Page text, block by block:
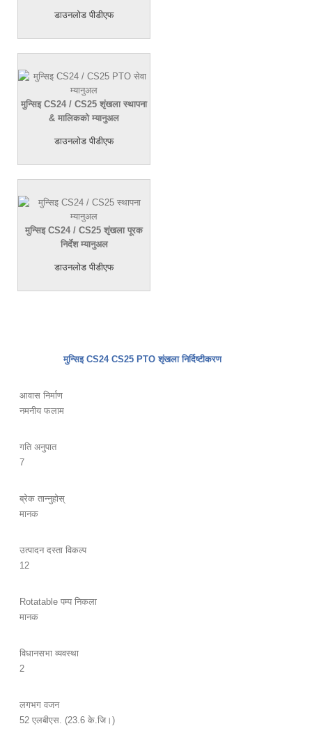
डाउनलोड पीडीएफ
मुन्सिइ CS24 / CS25 शृंखला स्थापना
& मालिकको म्यानुअल
डाउनलोड पीडीएफ
मुन्सिइ CS24 / CS25 शृंखला पूरक
निर्देश म्यानुअल
डाउनलोड पीडीएफ
मुन्सिइ CS24 CS25 PTO शृंखला निर्दिष्टीकरण
आवास निर्माण
नमनीय फलाम
गति अनुपात
7
ब्रेक तान्नुहोस्
मानक
उत्पादन दस्ता विकल्प
12
Rotatable पम्प निकला
मानक
विधानसभा व्यवस्था
2
लगभग वजन
52 एलबीएस. (23.6 के.जि।)